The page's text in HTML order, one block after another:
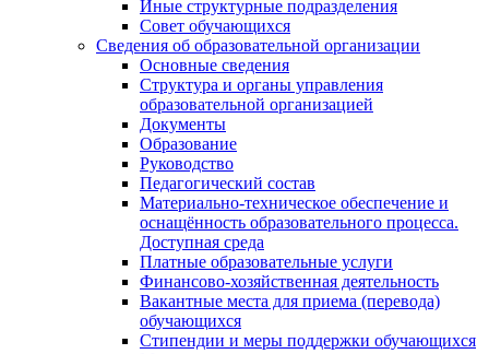
Иные структурные подразделения
Совет обучающихся
Сведения об образовательной организации
Основные сведения
Структура и органы управления
образовательной организацией
Документы
Образование
Руководство
Педагогический состав
Материально-техническое обеспечение и
оснащённость образовательного процесса.
Доступная среда
Платные образовательные услуги
Финансово-хозяйственная деятельность
Вакантные места для приема (перевода)
обучающихся
Стипендии и меры поддержки обучающихся